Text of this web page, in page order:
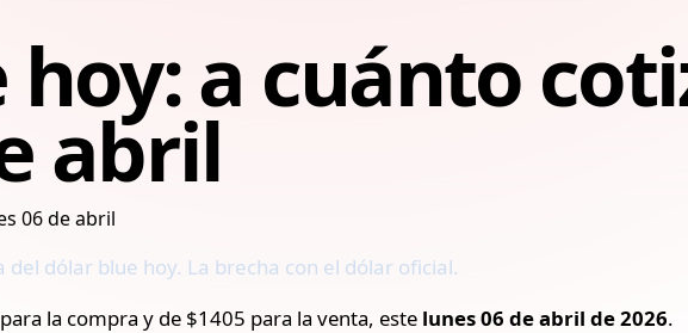
a cuánto
abril
dólar blue hoy. La brecha con el dólar oficial.
la compra y de $1405 para la venta, este lunes 06 de abril de 2026.